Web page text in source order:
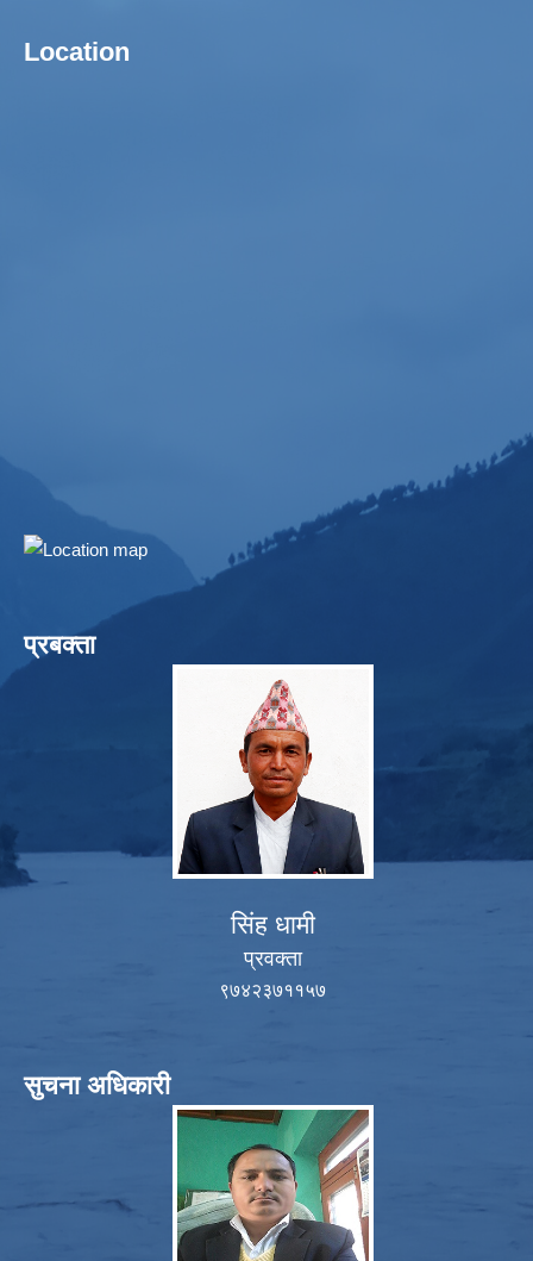
Location
प्रबक्ता
सिंह धामी
प्रवक्ता
९७४२३७११५७
सुचना अधिकारी